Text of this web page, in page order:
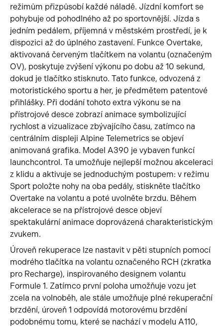
režimům přizpůsobí každé náladě. Jízdní komfort se
pohybuje od pohodlného až po sportovnější. Jízda s
jedním pedálem, příjemná v městském prostředí, je k
dispozici až do úplného zastavení. Funkce Overtake,
aktivovaná červeným tlačítkem na volantu (označeným
OV), poskytuje zvýšení výkonu po dobu až 10 sekund,
dokud je tlačítko stisknuto. Tato funkce, odvozená z
motoristického sportu a her, je předmětem patentové
přihlášky. Při dodání tohoto extra výkonu se na
přístrojové desce zobrazí animace symbolizující
rychlost a vizualizace zbývajícího času, zatímco na
centrálním displeji Alpine Telemetrics se objeví
animovaná grafika. Model A390 je vybaven funkcí
launchcontrol. Ta umožňuje nejlepší možnou akceleraci
z klidu a aktivuje se jednoduchým postupem: v režimu
Sport položte nohy na oba pedály, stiskněte tlačítko
Overtake na volantu a poté uvolněte brzdu. Během
akcelerace se na přístrojové desce objeví
spektakulární animace doprovázená charakteristickým
zvukem.
Úroveň rekuperace lze nastavit v pěti stupních pomocí
modrého tlačítka na volantu označeného RCH (zkratka
pro Recharge), inspirovaného designem volantu
Formule 1. Zatímco první poloha umožňuje vozu jet
zcela na volnoběh, ale stále umožňuje plné rekuperační
brzdění, úroveň 1 odpovídá motorovému brzdění
podobnému tomu, které se nachází v modelu A110,